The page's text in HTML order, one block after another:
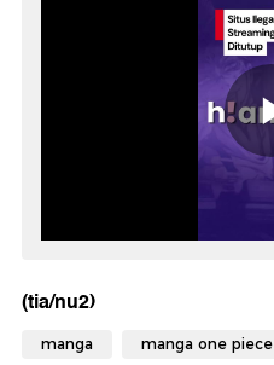
(tia/nu2)
manga manga one piece